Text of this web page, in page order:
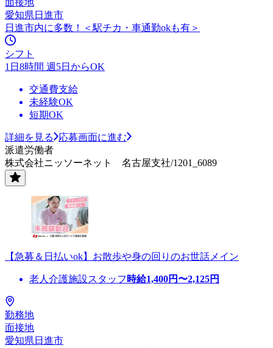
愛知県日進市
日進市内に多数！＜駅チカ・車通勤okも有＞
シフト
1日8時間 週5日からOK
交通費支給
未経験OK
短期OK
詳細を見る
応募画面に進む
派遣労働者
株式会社ニッソーネット 名古屋支社/1201_6089
【急募＆日払いok】お散歩や身の回りのお世話メイン
老人介護施設スタッフ 時給1,400円〜2,125円
勤務地
面接地
愛知県日進市